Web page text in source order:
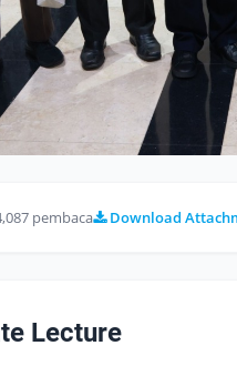
pembaca Download
Lecture